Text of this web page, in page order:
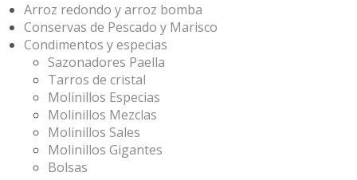
Arroz redondo y arroz bomba
Conservas de Pescado y Marisco
Condimentos y especias
Sazonadores Paella
Tarros de cristal
Molinillos Especias
Molinillos Mezclas
Molinillos Sales
Molinillos Gigantes
Bolsas